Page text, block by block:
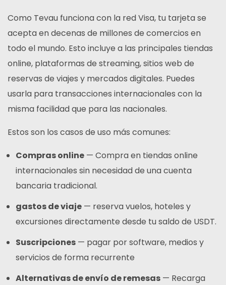
Como Tevau funciona con la red Visa, tu tarjeta se
acepta en decenas de millones de comercios en
todo el mundo. Esto incluye a las principales tiendas
online, plataformas de streaming, sitios web de
reservas de viajes y mercados digitales. Puedes
usarla para transacciones internacionales con la
misma facilidad que para las nacionales.
Estos son los casos de uso más comunes:
Compras online — Compra en tiendas online
internacionales sin necesidad de una cuenta
bancaria tradicional.
gastos de viaje — reserva vuelos, hoteles y
excursiones directamente desde tu saldo de USDT.
Suscripciones — pagar por software, medios y
servicios de forma recurrente
Alternativas de envío de remesas — Recarga